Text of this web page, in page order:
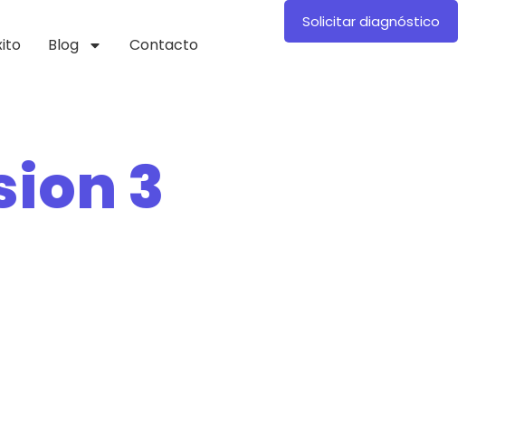
Blog Contacto
Solicitar diagnóstico
3